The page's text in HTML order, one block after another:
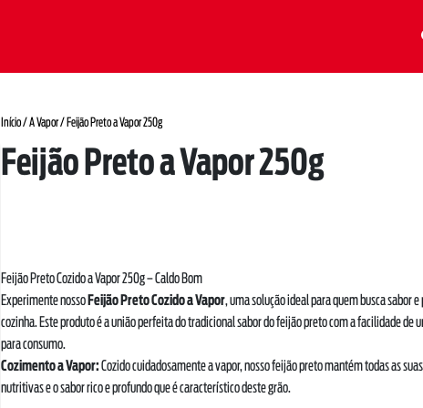
Início/ A Vapor/ Feijão Preto a Vapor 250g
Feijão Preto a Vapor 250g
Feijão Preto Cozido a Vapor 250g – Caldo Bom
Experimente nosso Feijão Preto Cozido a Vapor, uma solução ideal para quem busca sabor
cozinha. Este produto é a união perfeita do tradicional sabor do feijão preto com a facilidade de
para consumo.
Cozimento a Vapor:Cozido cuidadosamente a vapor, nosso feijão preto mantém todas as
nutritivas e o sabor rico e profundo que é característico deste grão.